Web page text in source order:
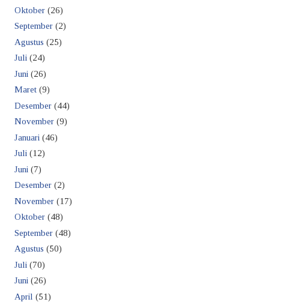
Oktober (26)
September (2)
Agustus (25)
Juli (24)
Juni (26)
Maret (9)
Desember (44)
November (9)
Januari (46)
Juli (12)
Juni (7)
Desember (2)
November (17)
Oktober (48)
September (48)
Agustus (50)
Juli (70)
Juni (26)
April (51)